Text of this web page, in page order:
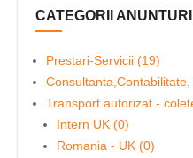
CATEGORII ANUNTURI
Prestari-Servicii (19)
Transport autorizat -
Intern UK (0)
Romania - UK (0)